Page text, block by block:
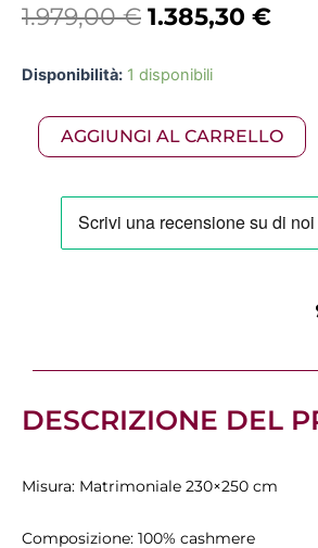
1.979,00€ Il
originale
era:
1.385,30 €Il
è:
Disponibilità: 1 disponibili
Lanerossi
Geisha
coperta
cashmere
AGGIUNGI AL CARRELLO
DESCRIZIONE DEL
Misura: Matrimoniale 230×250 cm
Composizione: 100% cashmere